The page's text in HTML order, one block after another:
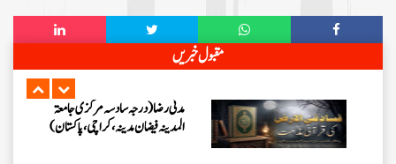
مقبول خبریں
عبد الرسول (درجہ خامسہ مرکزی
جامعۃ المدینہ فیضان مدینہ ،کراچی
مدنی رضا(درجہ سادسہ مرکز ی جامعۃ
المدینہ فیضان مدینہ ،کراچی،پاکستان)